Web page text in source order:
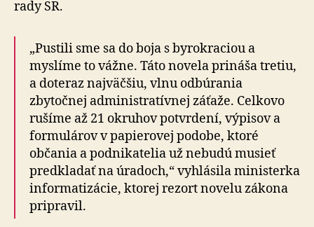
rady SR.
„Pustili sme sa do boja s byrokraciou a
myslíme to vážne. Táto novela prináša tretiu,
a doteraz najväčšiu, vlnu odbúrania
zbytočnej administratívnej záťaže. Celkovo
rušíme až 21 okruhov potvrdení, výpisov a
formulárov v papierovej podobe, ktoré
občania a podnikatelia už nebudú musieť
predkladať na úradoch,“ vyhlásila ministerka
informatizácie, ktorej rezort novelu zákona
pripravil.